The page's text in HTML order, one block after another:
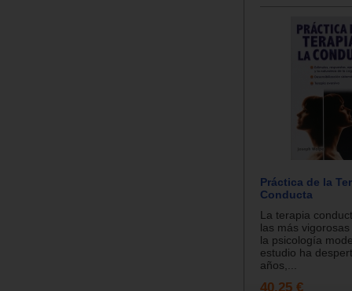
Práctica de la
Conducta
La terapia
las más
la psicología
estudio ha
años,...
40.25 €